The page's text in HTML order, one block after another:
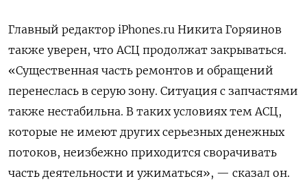
Главный редактор iPhones.ru Никита Горяинов
также уверен, что АСЦ продолжат закрываться.
«Существенная часть ремонтов и обращений
перенеслась в серую зону. Ситуация с запчастями
также нестабильна. В таких условиях тем АСЦ,
которые не имеют других серьезных денежных
потоков, неизбежно приходится сворачивать
часть деятельности и ужиматься», — сказал он.